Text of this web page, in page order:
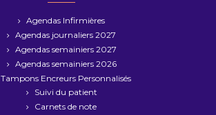
Agendas Infirmières
Agendas journaliers 2027
Agendas semainiers 2027
Agendas semainiers 2026
Tampons Encreurs Personnalisés
Suivi du patient
Carnets de note